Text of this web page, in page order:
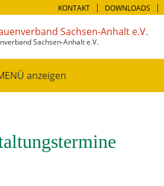
KONTAKT DOWNLOADS
Sachsen-Anhalt e.V.